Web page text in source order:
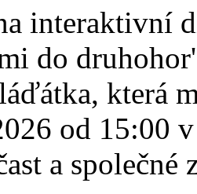
interaktivní
do
která
od 15:00
a společné